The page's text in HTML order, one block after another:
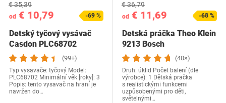
od € 10,79
€ 35,39
-69 %
Detský tyčový vysávač
Casdon PLC68702
(99+)
Typ vysavače: tyčový Model:
PLC68702 Minimální věk [roky]: 3
Popis: tento vysavač na hraní je
navržen do…
od € 11,69
€ 36,79
-68 %
Detská práčka Theo Klein
9213 Bosch
(40×)
Druh: úklid Počet balení (dle
výrobce): 1 Dětská pračka
s realistickými funkcemi
uzpůsobenými pro děti,
světelnými…